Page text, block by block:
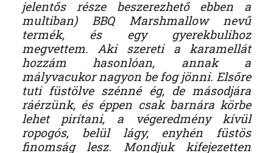
jelentős része beszerezhető ebben a
multiban) BBQ Marshmallow nevű
termék, és egy gyerekbulihoz
megvettem. Aki szereti a karamellát
hozzám hasonlóan, annak a
mályvacukor nagyon be fog jönni. Elsőre
tuti füstölve szénné ég, de másodjára
ráérzünk, és éppen csak barnára körbe
lehet pirítani, a végeredmény kívül
ropogós, belül lágy, enyhén füstös
finomság lesz. Mondjuk kifejezetten